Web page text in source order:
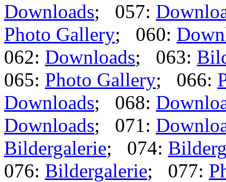
Downloads; 057:
Photo Gallery; 060:
062: Downloads; 063:
065: Photo Gallery; 066:
Downloads; 068:
Downloads; 071:
Bildergalerie; 074:
076: Bildergalerie; 077: